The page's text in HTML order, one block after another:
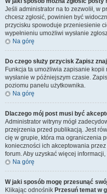
Jeśli administrator na to zezwolił, w
chcesz zgłosić, powinien być
przycisku spowoduje przeniesienie
wypełnieniu umożliwi wysłanie
Na górę
Do czego służy przycisk Zapisz
Funkcja ta umożliwia zapisanie
wysłanie w późniejszym czasie.
poziomu panelu użytkownika.
Na górę
Dlaczego mój post musi być
Administrator witryny mógł
przejrzenia przed publikacją. Jest
cię w grupie, która ma ograniczenia
konieczności ich akceptowania
forum. Aby uzyskać więcej
Na górę
W jaki sposób mogę przesunąć
Klikając odnośnik Przesuń temat w